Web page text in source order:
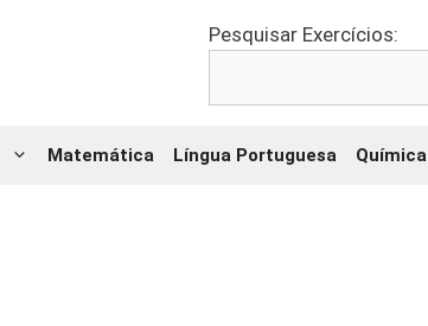
Pesquisar Exercícios:
Matemática Língua Portuguesa Química